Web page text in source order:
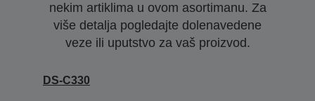
nekim artiklima u ovom asortimanu. Za
više detalja pogledajte dolenavedene
veze ili uputstvo za vaš proizvod.
DS-C330